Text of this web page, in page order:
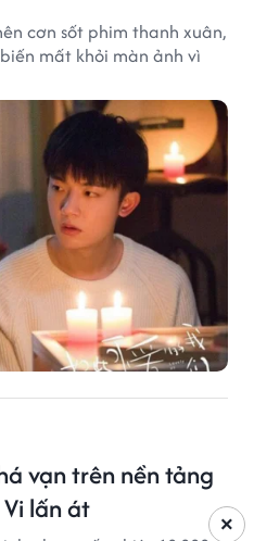
cơn sốt phim thanh xuân,
mất khỏi màn ảnh vì
vạn trên nền tảng
lấn át
×